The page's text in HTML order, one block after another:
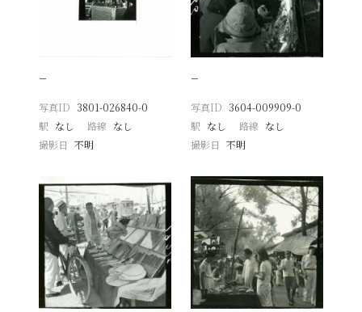
−
写真ID 3801-026840-0
駅 なし 路線 なし
撮影日
不明
−
写真ID 3604-009909-0
駅 なし 路線 なし
撮影日 不明